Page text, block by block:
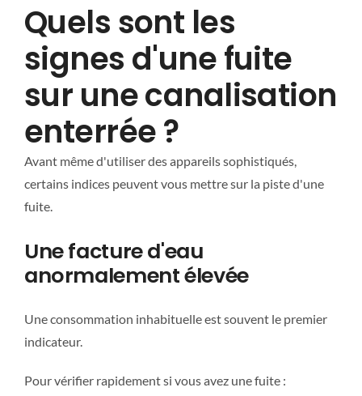
Quels sont les
signes d'une fuite
sur une canalisation
enterrée ?
Avant même d'utiliser des appareils sophistiqués,
certains indices peuvent vous mettre sur la piste d'une
fuite.
Une facture d'eau
anormalement élevée
Une consommation inhabituelle est souvent le premier
indicateur.
Pour vérifier rapidement si vous avez une fuite :